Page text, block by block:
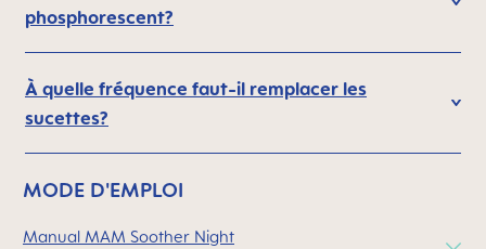
phosphorescent?
À quelle fréquence faut-il remplacer les
sucettes?
MODE D'EMPLOI
Manual MAM Soother Night